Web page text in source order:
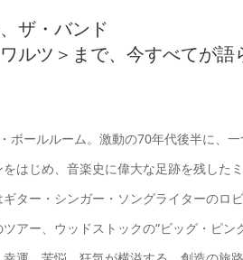
ザ・バンド
ルツ＞まで、今すべてが
ールルーム。激動の70年代後半に、
はじめ、音楽史に偉大な足跡を残した
ター・シンガー・ソングライターのロ
アー、ウッドストックの“ビッグ・ピン